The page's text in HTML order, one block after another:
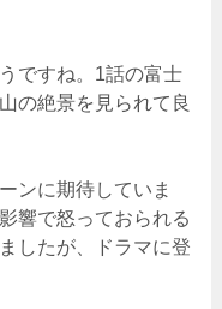
ですね。1話の富士
の絶景を見られて良
ンに期待していま
響で怒っておられる
したが、ドラマに登